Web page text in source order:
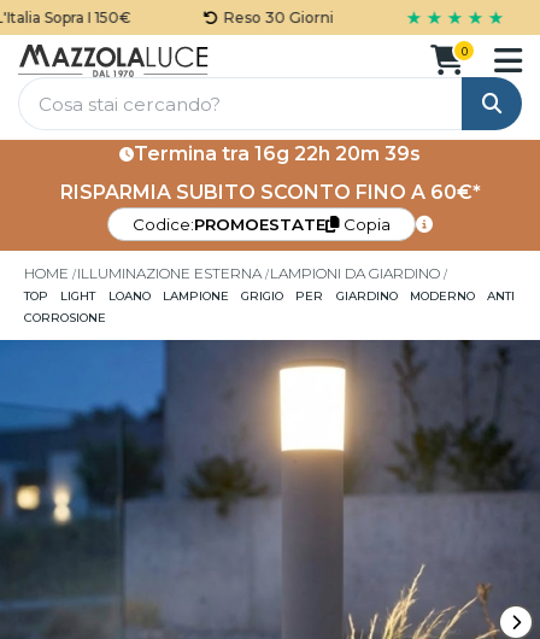
Sopra I 150€ Reso 30 Giorni ★ ★ ★ ★ ★
Cerca
0
Termina tra 16g 22h 20m 38s
RISPARMIA SUBITO SCONTO FINO A 60€*
Codice:PROMOESTATE Copia
HOME ILLUMINAZIONE ESTERNA LAMPIONI DA GIARDINO
TOP LIGHT LOANO LAMPIONE GRIGIO PER GIARDINO MODERNO ANTI
CORROSIONE